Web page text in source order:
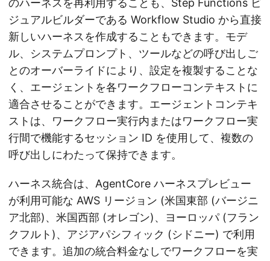
のハーネスを再利用することも、Step Functions ビ
ジュアルビルダーである Workflow Studio から直接
新しいハーネスを作成することもできます。モデ
ル、システムプロンプト、ツールなどの呼び出しご
とのオーバーライドにより、設定を複製することな
く、エージェントを各ワークフローコンテキストに
適合させることができます。エージェントコンテキ
ストは、ワークフロー実行内またはワークフロー実
行間で機能するセッション ID を使用して、複数の
呼び出しにわたって保持できます。
ハーネス統合は、AgentCore ハーネスプレビュー
が利用可能な AWS リージョン (米国東部 (バージニ
ア北部)、米国西部 (オレゴン)、ヨーロッパ (フラン
クフルト)、アジアパシフィック (シドニー) で利用
できます。追加の統合料金なしでワークフローを実